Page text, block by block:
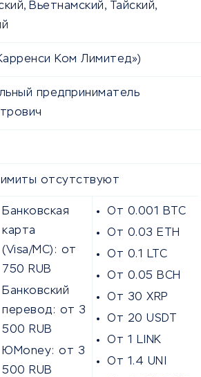
Вьетнамский, Тайский,
Ком Лимитед»)
предприниматель
отсутствуют
От 0.001 BTC
От 0.03 ETH
От 0.1 LTC
От 0.05 BCH
От 30 XRP
От 20 USDT
От 1 LINK
От 1.4 UNI
Банковская
карта
(Visa/MC): от
750 RUB
Банковский
перевод: от 3
500 RUB
ЮMoney: от 3
500 RUB